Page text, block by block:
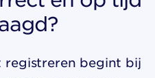
registreren begint bij